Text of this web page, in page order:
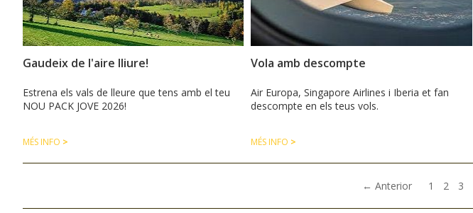
Gaudeix de l'aire lliure!
Estrena els vals de lleure que tens amb el teu
NOU PACK JOVE 2026!
MÉS INFO >
Vola amb descompte
Air Europa, Singapore Airlines i Iberia et fan
descompte en els teus vols.
MÉS INFO >
← Anterior 1 2 3